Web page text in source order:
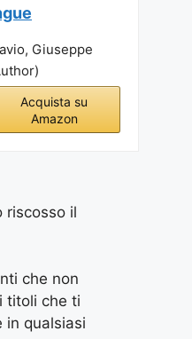
Giuseppe
Acquista su
Amazon
riscosso il
che non
titoli che ti
in qualsiasi